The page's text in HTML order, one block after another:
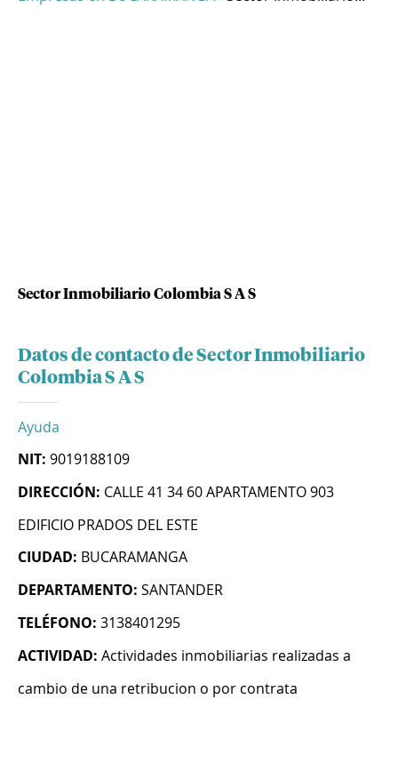
Sector Inmobiliario Colombia S A S
Datos de contacto de Sector Inmobiliario
Colombia S A S
Ayuda
NIT: 9019188109
DIRECCIÓN: CALLE 41 34 60 APARTAMENTO 903
EDIFICIO PRADOS DEL ESTE
CIUDAD: BUCARAMANGA
DEPARTAMENTO: SANTANDER
TELÉFONO: 3138401295
ACTIVIDAD: Actividades inmobiliarias realizadas a
cambio de una retribucion o por contrata